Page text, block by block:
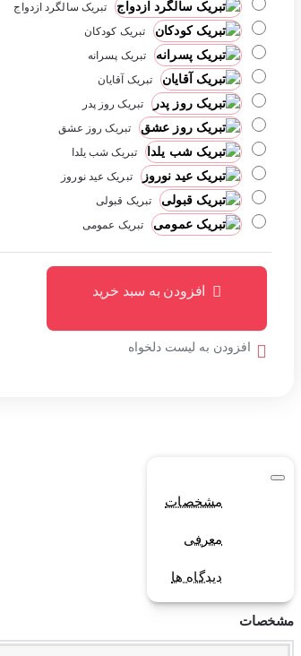
تبریک سالگرد ازدواج
تبریک کودکان
تبریک پسرانه
تبریک آقایان
تبریک روز پدر
تبریک روز عشق
تبریک شب یلدا
تبریک عید نوروز
تبریک قبولی
تبریک عمومی
افزودن به سبد خرید
افزودن به لیست دلخواه
مشخصات
معرفی
دیدگاه ها
مشخصات